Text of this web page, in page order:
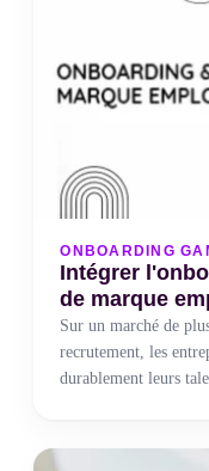
entretenir la
ONBOARDING
Intégrer
de marque
Sur un marché de
recrutement, les
durablement leurs
actuels mais